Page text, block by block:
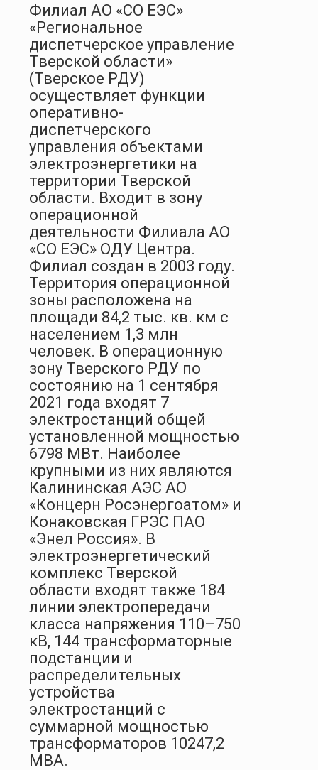
Филиал АО «СО ЕЭС»
«Региональное
диспетчерское управление
Тверской области»
(Тверское РДУ)
осуществляет функции
оперативно-
диспетчерского
управления объектами
электроэнергетики на
территории Тверской
области. Входит в зону
операционной
деятельности Филиала АО
«СО ЕЭС» ОДУ Центра.
Филиал создан в 2003 году.
Территория операционной
зоны расположена на
площади 84,2 тыс. кв. км с
населением 1,3 млн
человек. В операционную
зону Тверского РДУ по
состоянию на 1 сентября
2021 года входят 7
электростанций общей
установленной мощностью
6798 МВт. Наиболее
крупными из них являются
Калининская АЭС АО
«Концерн Росэнергоатом» и
Конаковская ГРЭС ПАО
«Энел Россия». В
электроэнергетический
комплекс Тверской
области входят также 184
линии электропередачи
класса напряжения 110–750
кВ, 144 трансформаторные
подстанции и
распределительных
устройства
электростанций с
суммарной мощностью
трансформаторов 10247,2
МВА.